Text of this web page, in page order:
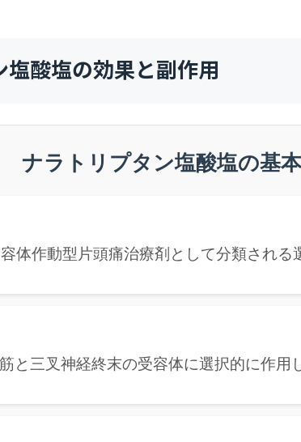
塩酸塩の効果と副作用
ナラトリプタン塩酸塩の基
体作動型片頭痛治療剤として分類される
と三叉神経終末の受容体に選択的に作用